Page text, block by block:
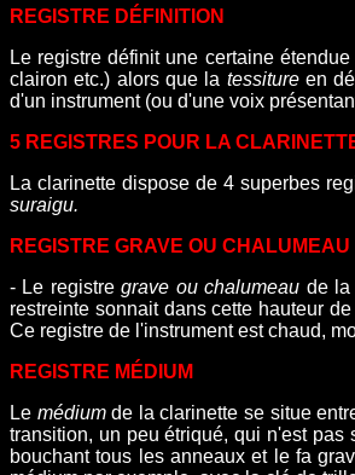
REGISTRE DÉFINITION
Le registre définit une certaine
clairon etc.) alors que la tessitureen
d'un instrument (ou d'une voix
5 REGISTRES POUR LA
La clarinette dispose de 4 superbes
suraigu.
REGISTRE GRAVE OU CHALUMEAU
- Le registregrave ou chalumeau de la
restreinte sonnait dans cette hauteur
Ce registre de l'instrument est chaud,
REGISTRE MÉDIUM
Le médiumde la clarinette se situe
transition, un peu étriqué, qui n'est pas
bouchant tous les anneaux et le fa